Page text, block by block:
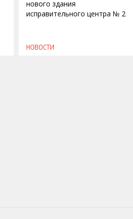
нового здания
исправительного центра № 2
НОВОСТИ